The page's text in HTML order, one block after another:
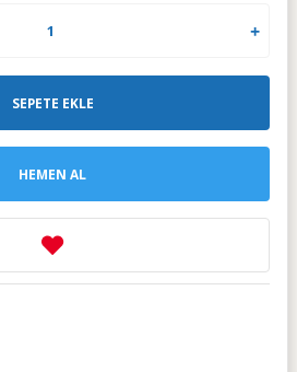
SEPETE EKLE
HEMEN AL